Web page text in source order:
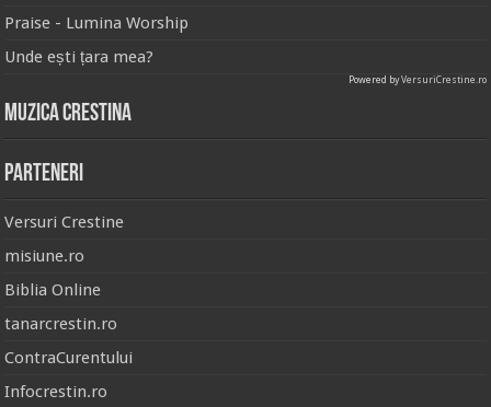
Praise - Lumina Worship
Unde ești țara mea?
Powered byVersuriCrestine.ro
Muzica Crestina
Parteneri
Versuri Crestine
misiune.ro
Biblia Online
tanarcrestin.ro
ContraCurentului
Infocrestin.ro